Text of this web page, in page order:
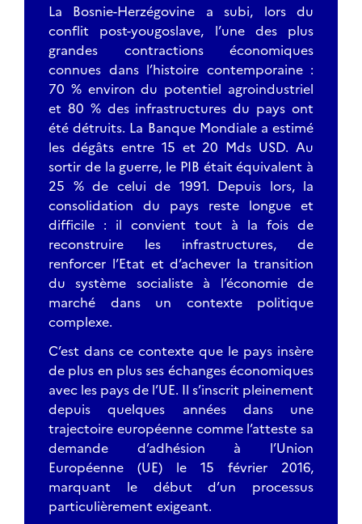
La Bosnie-Herzégovine a subi, lors du
conflit post-yougoslave, l’une des plus
grandes contractions économiques
connues dans l’histoire contemporaine :
70 % environ du potentiel agroindustriel
et 80 % des infrastructures du pays ont
été détruits. La Banque Mondiale a estimé
les dégâts entre 15 et 20 Mds USD. Au
sortir de la guerre, le PIB était équivalent à
25 % de celui de 1991. Depuis lors, la
consolidation du pays reste longue et
difficile : il convient tout à la fois de
reconstruire les infrastructures, de
renforcer l’Etat et d’achever la transition
du système socialiste à l’économie de
marché dans un contexte politique
complexe.
C’est dans ce contexte que le pays insère
de plus en plus ses échanges économiques
avec les pays de l’UE. Il s’inscrit pleinement
depuis quelques années dans une
trajectoire européenne comme l’atteste sa
demande d’adhésion à l’Union
Européenne (UE) le 15 février 2016,
marquant le début d’un processus
particulièrement exigeant.